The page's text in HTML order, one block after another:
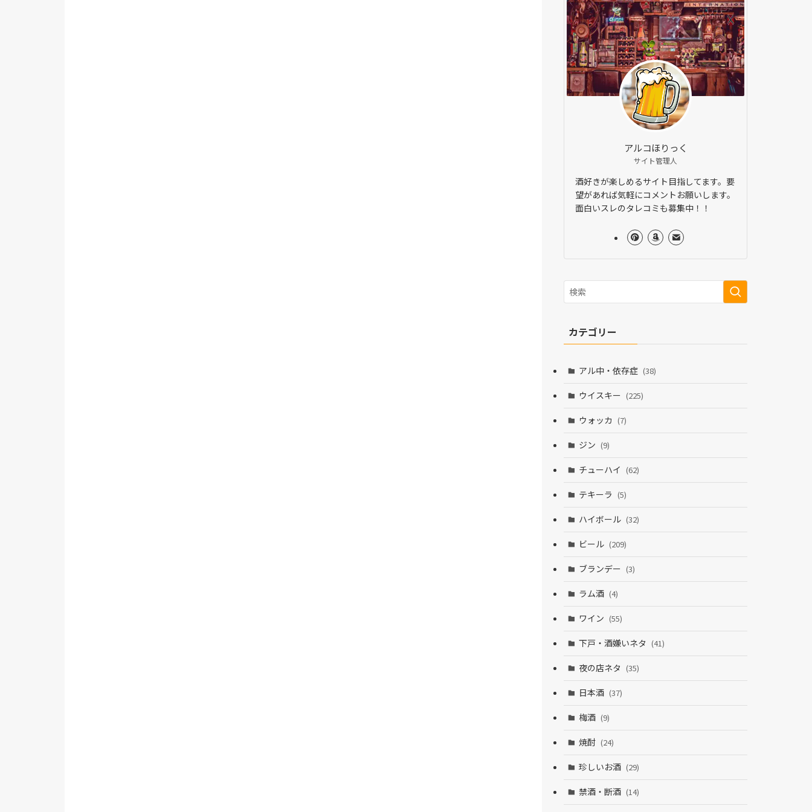
アルコほりっく
サイト管理人
酒好きが楽しめるサイト目指してます。要
望があれば気軽にコメントお願いします。
面白いスレのタレコミも募集中！！
カテゴリー
アル中・依存症 (38)
ウイスキー (225)
ウォッカ (7)
ジン (9)
チューハイ (62)
テキーラ (5)
ハイボール (32)
ビール (209)
ブランデー (3)
ラム酒 (4)
ワイン (55)
下戸・酒嫌いネタ (41)
夜の店ネタ (35)
日本酒 (37)
梅酒 (9)
焼酎 (24)
珍しいお酒 (29)
禁酒・断酒 (14)